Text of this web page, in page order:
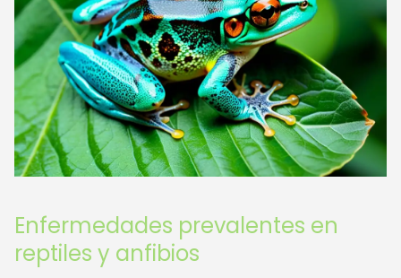
Enfermedades prevalentes en
reptiles y anfibios